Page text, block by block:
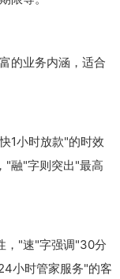
的业务内涵，适合
1小时放款"的时效
"融"字则突出"最高
，"速"字强调"30分
小时管家服务"的客